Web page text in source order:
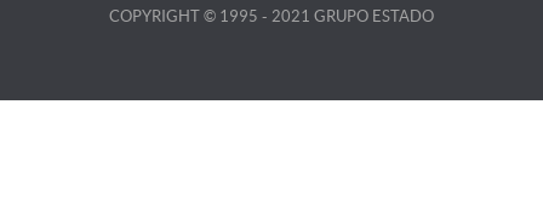
COPYRIGHT © 1995 - 2021 GRUPO ESTADO